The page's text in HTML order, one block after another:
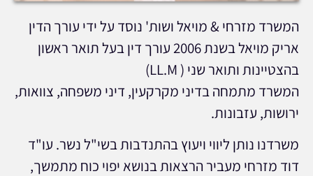
המשרד מזרחי & מויאל ושות' נוסד על ידי עורך הדין
אריק מויאל בשנת 2006 עורך דין בעל תואר ראשון
בהצטיינות ותואר שני ( LL.M)
המשרד מתמחה בדיני מקרקעין, דיני משפחה, צוואות,
ירושות, עזבונות.
משרדנו נותן ליווי ויעוץ בהתנדבות בשי"ל נשר. עו"ד
דוד מזרחי מעביר הרצאות בנושא יפוי כוח מתמשך,